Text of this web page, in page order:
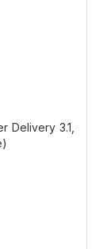
Delivery 3.1,